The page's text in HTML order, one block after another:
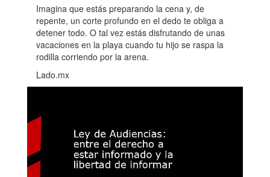
Imagina que estás preparando la cena y, de
repente, un corte profundo en el dedo te obliga a
detener todo. O tal vez estás disfrutando de unas
vacaciones en la playa cuando tu hijo se raspa la
rodilla corriendo por la arena.
Lado.mx